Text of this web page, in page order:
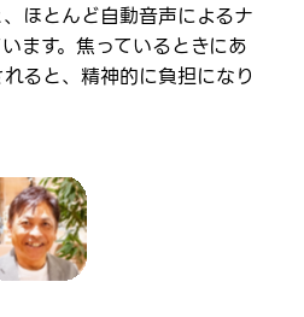
ほとんど自動音声によるナ
ます。焦っているときにあ
ると、精神的に負担になり